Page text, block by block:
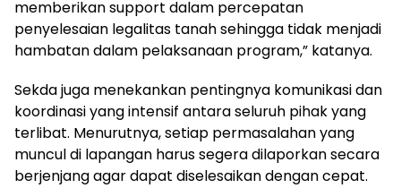
memberikan support dalam percepatan
penyelesaian legalitas tanah sehingga tidak menjadi
hambatan dalam pelaksanaan program,” katanya.
Sekda juga menekankan pentingnya komunikasi dan
koordinasi yang intensif antara seluruh pihak yang
terlibat. Menurutnya, setiap permasalahan yang
muncul di lapangan harus segera dilaporkan secara
berjenjang agar dapat diselesaikan dengan cepat.